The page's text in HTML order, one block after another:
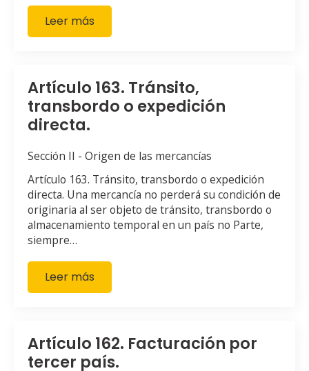
Leer más
Artículo 163. Tránsito,
transbordo o expedición
directa.
Sección II - Origen de las mercancías
Artículo 163. Tránsito, transbordo o expedición
directa. Una mercancía no perderá su condición de
originaria al ser objeto de tránsito, transbordo o
almacenamiento temporal en un país no Parte,
siempre…
Leer más
Artículo 162. Facturación por
tercer país.